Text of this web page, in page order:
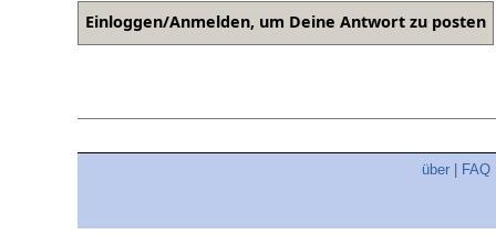
über FAQ